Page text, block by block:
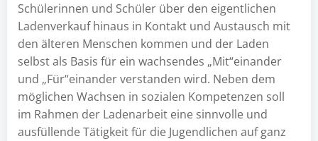
Schülerinnen und Schüler über den eigentlichen
Ladenverkauf hinaus in Kontakt und Austausch mit
den älteren Menschen kommen und der Laden
selbst als Basis für ein wachsendes „Mit“einander
und „Für“einander verstanden wird. Neben dem
möglichen Wachsen in sozialen Kompetenzen soll
im Rahmen der Ladenarbeit eine sinnvolle und
ausfüllende Tätigkeit für die Jugendlichen auf ganz